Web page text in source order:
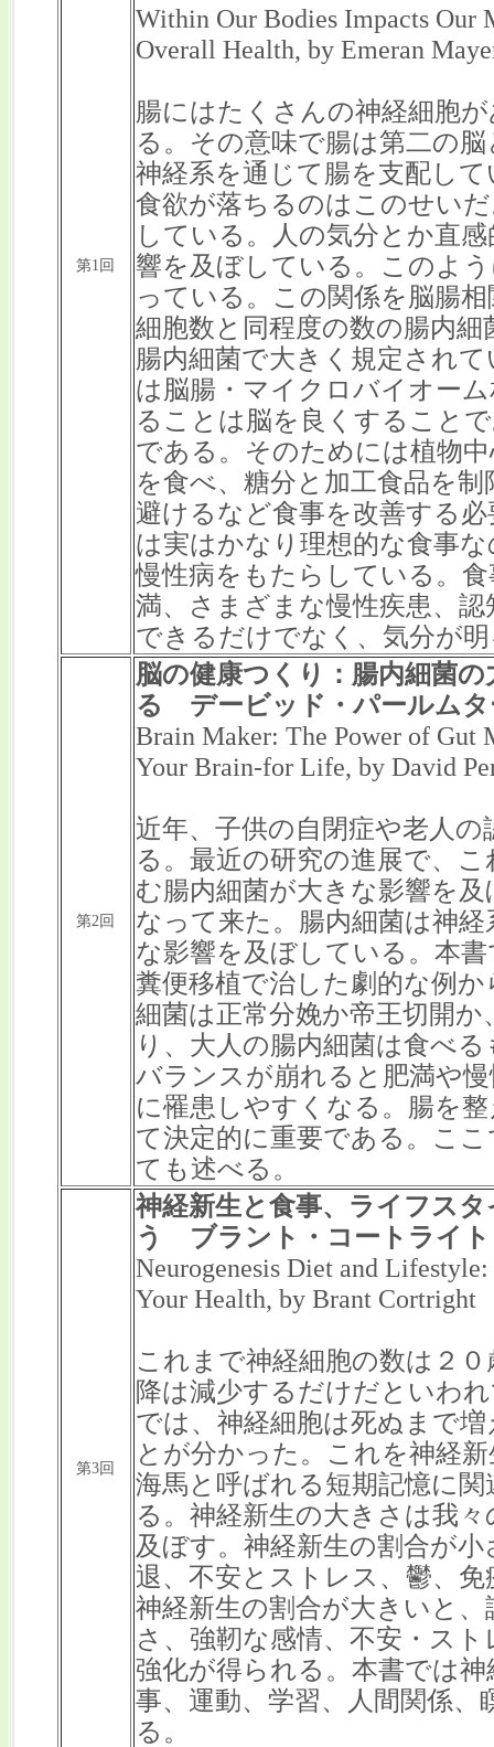
第1回
Within Our Bodies Impacts Our
Overall Health, by Emeran
腸にはたくさんの神経細胞
る。その意味で腸は第二の
神経系を通じて腸を支配し
食欲が落ちるのはこのせい
している。人の気分とか直
響を及ぼしている。このよ
っている。この関係を脳腸
細胞数と同程度の数の腸内
腸内細菌で大きく規定され
は脳腸・マイクロバイオー
ることは脳を良くすること
である。そのためには植物
を食べ、糖分と加工食品を
避けるなど食事を改善する
は実はかなり理想的な食事
慢性病をもたらしている。
満、さまざまな慢性疾患、
できるだけでなく、気分が
第2回
脳の健康つくり：腸内細菌
る デービッド・パールムタ
Brain Maker: The Power of Gut
Your Brain-for Life, by David
近年、子供の自閉症や老人
る。最近の研究の進展で、
む腸内細菌が大きな影響を
なって来た。腸内細菌は神
な影響を及ぼしている。本
糞便移植で治した劇的な例
細菌は正常分娩か帝王切開
り、大人の腸内細菌は食べ
バランスが崩れると肥満や
に罹患しやすくなる。腸を
て決定的に重要である。こ
ても述べる。
第3回
神経新生と食事、ライフス
う ブラント・コートライト
Neurogenesis Diet and
Your Health, by Brant Cortright
これまで神経細胞の数は２
降は減少するだけだといわ
では、神経細胞は死ぬまで
とが分かった。これを神経
海馬と呼ばれる短期記憶に
る。神経新生の大きさは我
及ぼす。神経新生の割合が
退、不安とストレス、鬱、
神経新生の割合が大きいと
さ、強靭な感情、不安・ス
強化が得られる。本書では
事、運動、学習、人間関係
る。